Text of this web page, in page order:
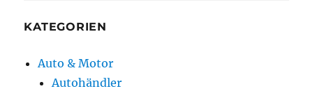
KATEGORIEN
Auto & Motor
Autohändler